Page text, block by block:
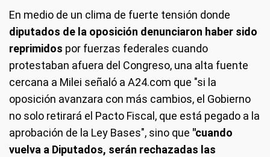
En medio de un clima de fuerte tensión donde
diputados de la oposición denunciaron haber sido
reprimidos por fuerzas federales cuando
protestaban afuera del Congreso, una alta fuente
cercana a Milei señaló a A24.com que "si la
oposición avanzara con más cambios, el Gobierno
no solo retirará el Pacto Fiscal, que está pegado a la
aprobación de la Ley Bases", sino que "cuando
vuelva a Diputados, serán rechazadas las